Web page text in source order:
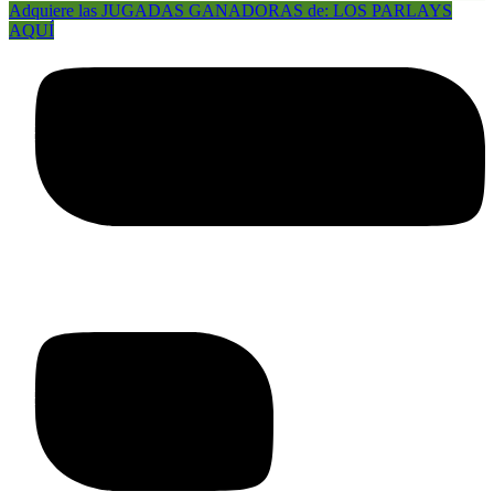
Adquiere las JUGADAS GANADORAS de: LOS PARLAYS
AQUÍ